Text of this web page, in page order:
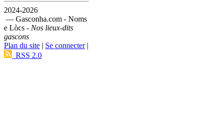
2024-2026
— Gasconha.com - Noms
e Lòcs - Nos lieux-dits
gascons
Plan du site
Se connecter|
RSS 2.0